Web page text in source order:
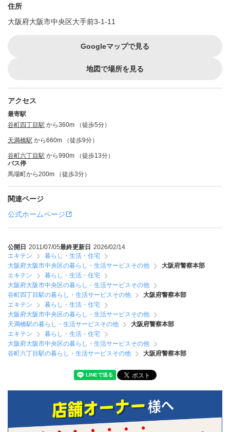
住所
大阪府大阪市中央区大手前3-1-11
Googleマップで見る
地図で場所を見る
アクセス
最寄駅
谷町四丁目駅 から360m （徒歩5分）
天満橋駅 から660m （徒歩9分）
谷町六丁目駅 から990m （徒歩13分）
バス停
馬場町から200m （徒歩3分）
関連ページ
公式ホームページ
公開日 2011/07/05最終更新日 2026/02/14
エキテン
暮らし・生活・住宅
大阪府大阪市中央区の暮らし・生活サービスその他
大阪府警察本部
エキテン
暮らし・生活・住宅
大阪府大阪市中央区の暮らし・生活サービスその他
谷町四丁目駅の暮らし・生活サービスその他
大阪府警察本部
エキテン
暮らし・生活・住宅
大阪府大阪市中央区の暮らし・生活サービスその他
天満橋駅の暮らし・生活サービスその他
大阪府警察本部
エキテン
暮らし・生活・住宅
大阪府大阪市中央区の暮らし・生活サービスその他
谷町六丁目駅の暮らし・生活サービスその他
大阪府警察本部